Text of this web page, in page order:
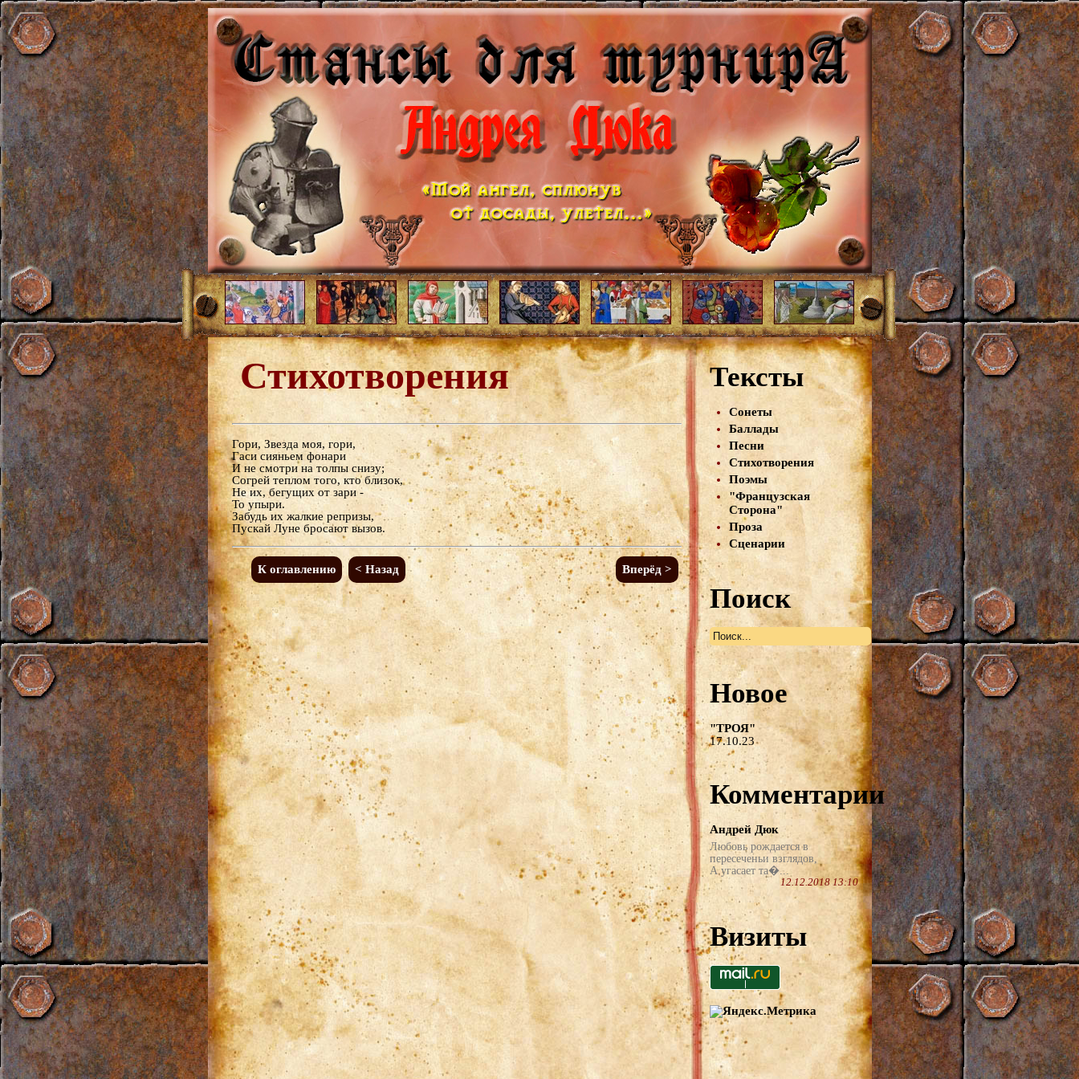
Стихотворения
Гори, Звезда моя, гори,
Гаси сияньем фонари
И не смотри на толпы снизу;
Согрей теплом того, кто близок,
Не их, бегущих от зари -
То упыри.
Забудь их жалкие репризы,
Пускай Луне бросают вызов.
К оглавлению < Назад Вперёд >
Тексты
Сонеты
Баллады
Песни
Стихотворения
Поэмы
"Французская
Сторона"
Проза
Сценарии
Поиск
Новое
"ТРОЯ"
17.10.23
Комментарии
Андрей Дюк
Любовь рождается в
пересеченьи взглядов,
А угасает та�...
12.12.2018 13:10
Визиты